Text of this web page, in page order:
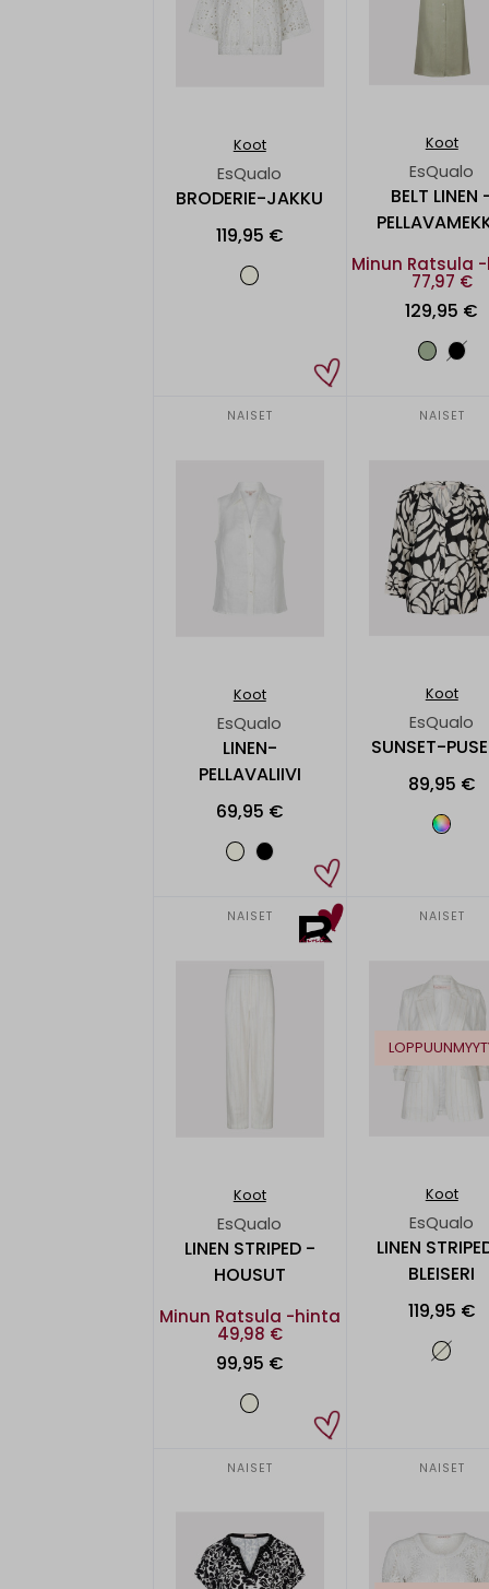
Koot
EsQualo
BRODERIE-JAKKU
119,95 €
Koot
EsQualo
BELT LINEN
Minun Ratsula
77,97 €
129,95 €
NAISET
Koot
EsQualo
LINEN-
PELLAVALIIVI
69,95 €
NAISET
Koot
EsQualo
SUNSET-
89,95 €
NAISET
Koot
EsQualo
LINEN STRIPED -
HOUSUT
Minun Ratsula -hinta
49,98 €
99,95 €
NAISET
Koot
EsQualo
LINEN
BLEISERI
119,95 €
NAISET NAISET